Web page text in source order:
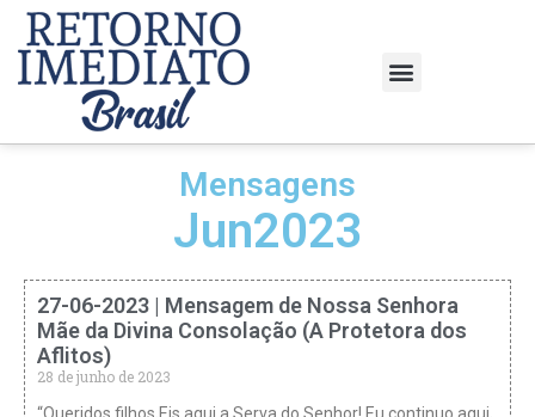
Mensagens
Jun2023
27-06-2023 | Mensagem de Nossa Senhora
Mãe da Divina Consolação (A Protetora dos
Aflitos)
28 de junho de 2023